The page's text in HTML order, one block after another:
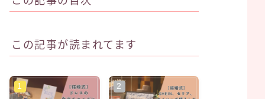
この記事が読まれてます